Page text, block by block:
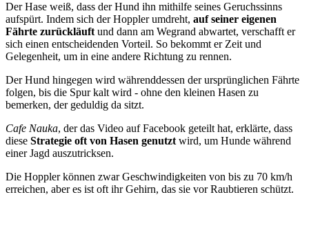
Der Hase weiß, dass der Hund ihn mithilfe seines Geruchssinns
aufspürt. Indem sich der Hoppler umdreht, auf seiner eigenen
Fährte zurückläuft und dann am Wegrand abwartet, verschafft er
sich einen entscheidenden Vorteil. So bekommt er Zeit und
Gelegenheit, um in eine andere Richtung zu rennen.
Der Hund hingegen wird währenddessen der ursprünglichen Fährte
folgen, bis die Spur kalt wird - ohne den kleinen Hasen zu
bemerken, der geduldig da sitzt.
Cafe Nauka, der das Video auf Facebook geteilt hat, erklärte, dass
diese Strategie oft von Hasen genutzt wird, um Hunde während
einer Jagd auszutricksen.
Die Hoppler können zwar Geschwindigkeiten von bis zu 70 km/h
erreichen, aber es ist oft ihr Gehirn, das sie vor Raubtieren schützt.